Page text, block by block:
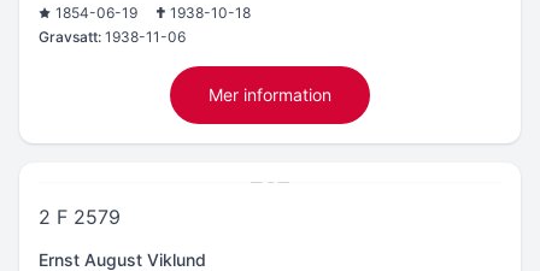
1854-06-19
1938-10-18
Gravsatt: 1938-11-06
Mer information
2 F 2579
Ernst August Viklund